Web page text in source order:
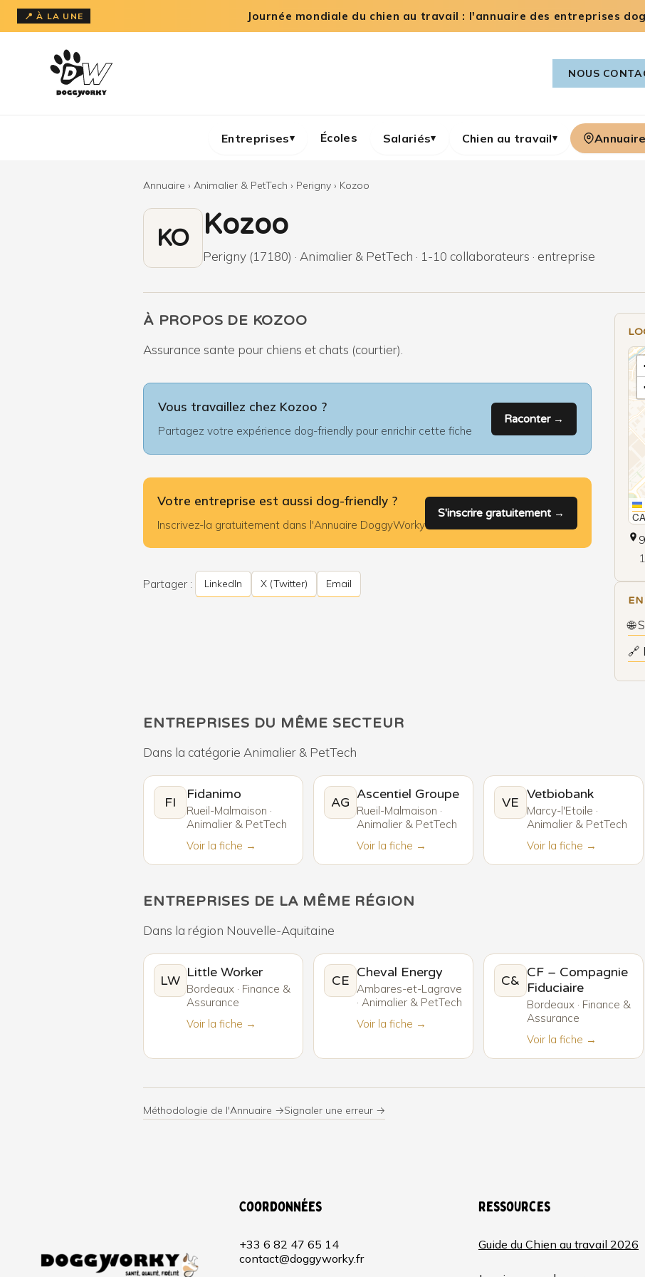
Aller
au
📍 À LA UNE Journée mondiale du chien au travail : l'annuaire des entreprises
NOUS
Entreprises▾ Écoles Salariés▾ Chien au travail▾ Annuaire
Annuaire › Animalier & PetTech › Perigny › Kozoo
KO Kozoo
Perigny (17180) · Animalier & PetTech · 1-10 collaborateurs · entreprise
À PROPOS DE KOZOO
Assurance sante pour chiens et chats (courtier).
Vous travaillez chez Kozoo ?
Partagez votre expérience dog-friendly pour enrichir cette fiche
Raconter →
Votre entreprise est aussi dog-friendly ?
Inscrivez-la gratuitement dans l'Annuaire DoggyWorky
S'inscrire gratuitement →
Partager : LinkedIn X (Twitter) Email
🌐
🔗
ENTREPRISES DU MÊME SECTEUR
Dans la catégorie Animalier & PetTech
FI
Fidanimo
Rueil-Malmaison ·
Animalier & PetTech
Voir la fiche →
AG
Ascentiel Groupe
Rueil-Malmaison ·
Animalier & PetTech
Voir la fiche →
VE
Vetbiobank
Marcy-l'Etoile ·
Animalier & PetTech
Voir la fiche →
ENTREPRISES DE LA MÊME RÉGION
Dans la région Nouvelle-Aquitaine
LW
Little Worker
Bordeaux · Finance &
Assurance
Voir la fiche →
CE
Cheval Energy
Ambares-et-Lagrave
· Animalier & PetTech
Voir la fiche →
C&
CF – Compagnie
Fiduciaire
Bordeaux · Finance &
Assurance
Voir la fiche →
Méthodologie de l'Annuaire →Signaler une erreur →
Coordonnées
+33 6 82 47 65 14
contact@doggyworky.fr
Ressources
Guide du Chien au travail 2026